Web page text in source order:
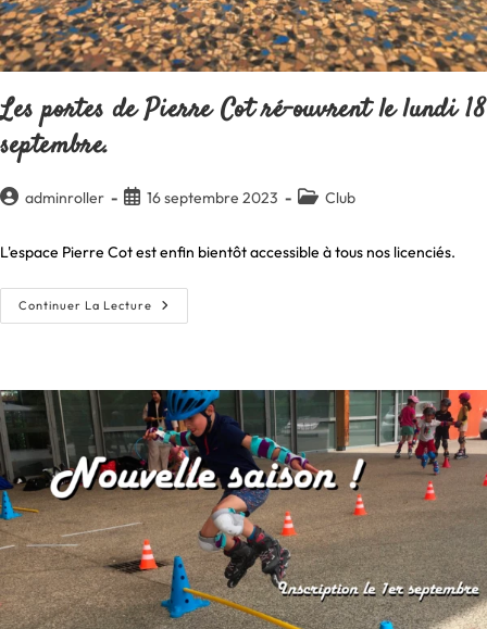
Les portes de Pierre Cot ré-ouvrent le lundi 18
septembre.
Auteur/autrice
la
publication :
adminroller
Publication
16 septembre 2023
PostClub
L'espace Pierre Cot est enfin bientôt accessible à tous nos licenciés.
Continuer La Lecture Les
Portes
Ouvrent
Le
Lundi
18
Septembre.